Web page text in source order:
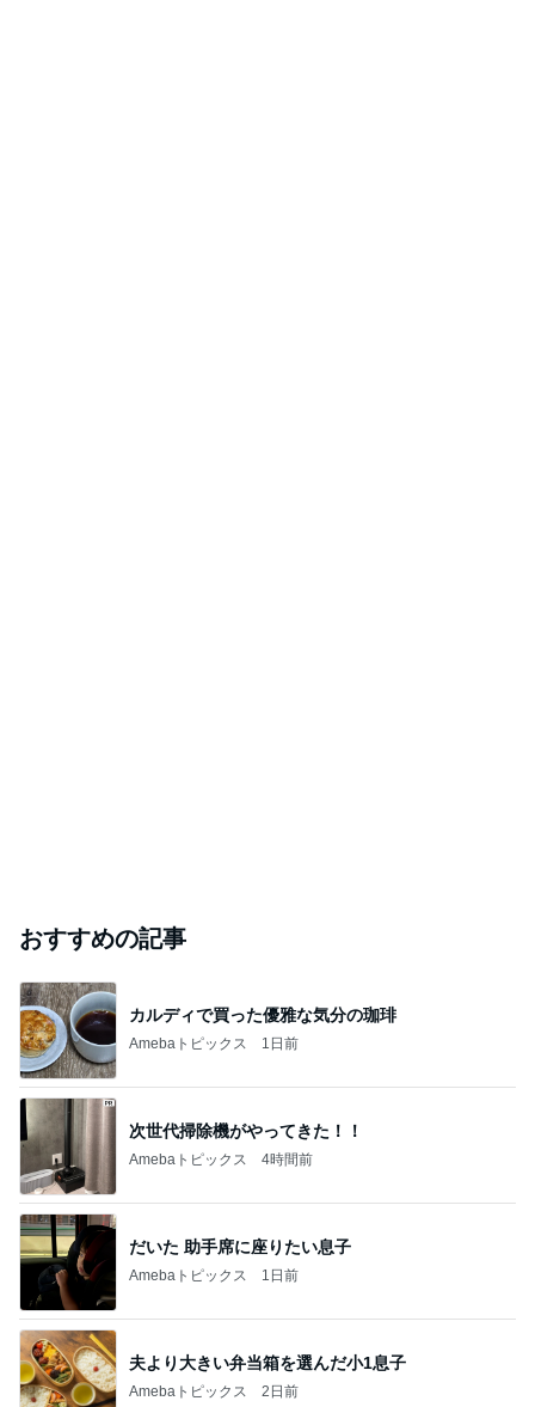
おすすめの記事
カルディで買った優雅な気分の珈琲
Amebaトピックス 1日前
次世代掃除機がやってきた！！
Amebaトピックス 4時間前
だいた 助手席に座りたい息子
Amebaトピックス 1日前
夫より大きい弁当箱を選んだ小1息子
Amebaトピックス 2日前